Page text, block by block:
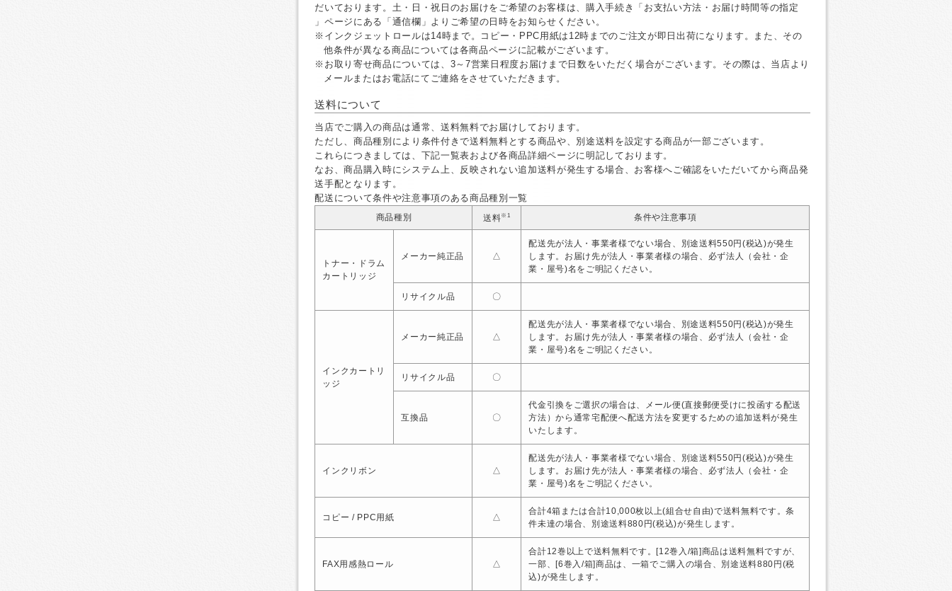
だいております。土・日・祝日のお届けをご希望のお客様は、購入手続き「お支払い方法・お届け時間等の指定
」ページにある「通信欄」よりご希望の日時をお知らせください。
※インクジェットロールは14時まで。コピー・PPC用紙は12時までのご注文が即日出荷になります。また、その
他条件が異なる商品については各商品ページに記載がございます。
※お取り寄せ商品については、3～7営業日程度お届けまで日数をいただく場合がございます。その際は、当店より
メールまたはお電話にてご連絡をさせていただきます。
送料について
当店でご購入の商品は通常、送料無料でお届けしております。
ただし、商品種別により条件付きで送料無料とする商品や、別途送料を設定する商品が一部ございます。
これらにつきましては、下記一覧表および各商品詳細ページに明記しております。
なお、商品購入時にシステム上、反映されない追加送料が発生する場合、お客様へご確認をいただいてから商品発
送手配となります。
配送について条件や注意事項のある商品種別一覧
商品種別 送料※1 条件や注意事項
トナー・ドラム
カートリッジ
メーカー純正品 △
配送先が法人・事業者様でない場合、別途送料550円(税込)が発生
します。お届け先が法人・事業者様の場合、必ず法人（会社・企
業・屋号)名をご明記ください。
リサイクル品 〇
インクカートリ
ッジ
メーカー純正品 △
配送先が法人・事業者様でない場合、別途送料550円(税込)が発生
します。お届け先が法人・事業者様の場合、必ず法人（会社・企
業・屋号)名をご明記ください。
リサイクル品 〇
互換品 〇
代金引換をご選択の場合は、メール便(直接郵便受けに投函する配送
方法）から通常宅配便へ配送方法を変更するための追加送料が発生
いたします。
インクリボン △
配送先が法人・事業者様でない場合、別途送料550円(税込)が発生
します。お届け先が法人・事業者様の場合、必ず法人（会社・企
業・屋号)名をご明記ください。
コピー / PPC用紙 △
合計4箱または合計10,000枚以上(組合せ自由)で送料無料です。条
件未達の場合、別途送料880円(税込)が発生します。
FAX用感熱ロール △
合計12巻以上で送料無料です。[12巻入/箱]商品は送料無料ですが、
一部、[6巻入/箱]商品は、一箱でご購入の場合、別途送料880円(税
込)が発生します。